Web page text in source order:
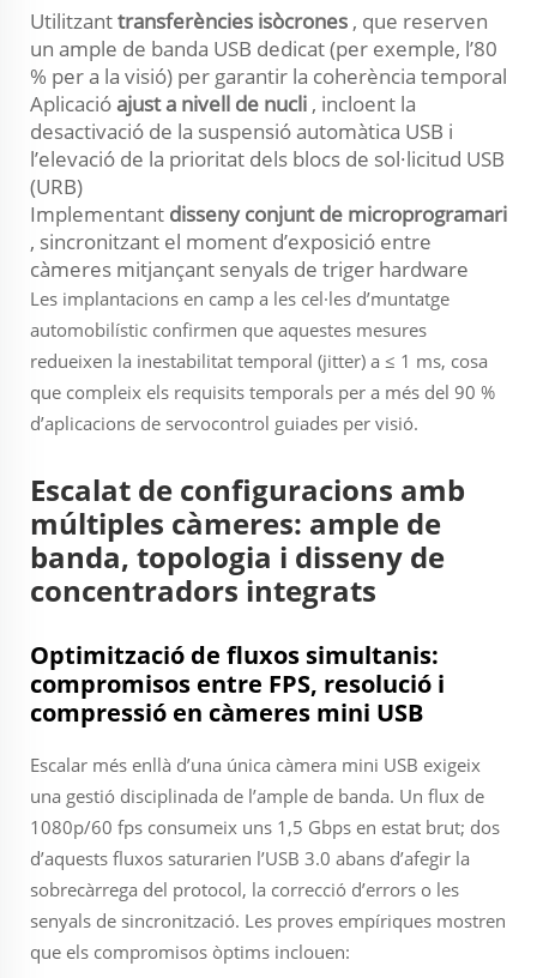
Utilitzanttransferències isòcrones , que reserven
un ample de banda USB dedicat (per exemple, l’80
% per a la visió) per garantir la coherència temporal
Aplicacióajust a nivell de nucli , incloent la
desactivació de la suspensió automàtica USB i
l’elevació de la prioritat dels blocs de sol·licitud USB
(URB)
Implementant disseny conjunt de microprogramari
, sincronitzant el moment d’exposició entre
càmeres mitjançant senyals de triger hardware
Les implantacions en camp a les cel·les d’muntatge
automobilístic confirmen que aquestes mesures
redueixen la inestabilitat temporal (jitter) a ≤ 1 ms, cosa
que compleix els requisits temporals per a més del 90 %
d’aplicacions de servocontrol guiades per visió.
Escalat de configuracions amb
múltiples càmeres: ample de
banda, topologia i disseny de
concentradors integrats
Optimització de fluxos simultanis:
compromisos entre FPS, resolució i
compressió en càmeres mini USB
Escalar més enllà d’una única càmera mini USB exigeix
una gestió disciplinada de l’ample de banda. Un flux de
1080p/60 fps consumeix uns 1,5 Gbps en estat brut; dos
d’aquests fluxos saturarien l’USB 3.0 abans d’afegir la
sobrecàrrega del protocol, la correcció d’errors o les
senyals de sincronització. Les proves empíriques mostren
que els compromisos òptims inclouen: